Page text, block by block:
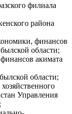
филиала
района
финансов
области;
акимата
области;
Управления